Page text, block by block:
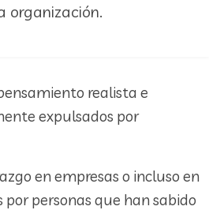
organización.
realista e
expulsados por
en empresas o incluso en
personas que han sabido